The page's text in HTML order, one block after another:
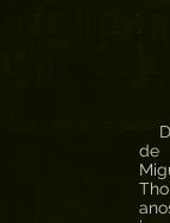
de